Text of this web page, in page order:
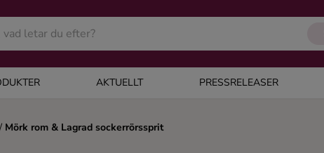
AKTUELLT PRESSRELEASER
/ Mörk rom & Lagrad sockerrörssprit